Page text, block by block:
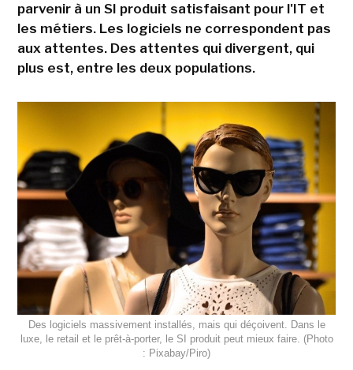
parvenir à un SI produit satisfaisant pour l'IT et
les métiers. Les logiciels ne correspondent pas
aux attentes. Des attentes qui divergent, qui
plus est, entre les deux populations.
Des logiciels massivement installés, mais qui déçoivent. Dans le
luxe, le retail et le prêt-à-porter, le SI produit peut mieux faire. (Photo
: Pixabay/Piro)